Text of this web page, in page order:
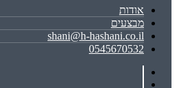
אודות
מבצעים
shani@h-hashani.co.il
0545670532